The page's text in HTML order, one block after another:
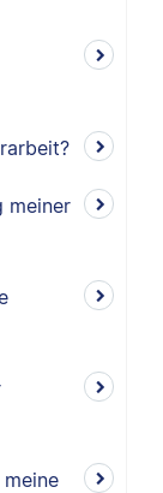
meiner